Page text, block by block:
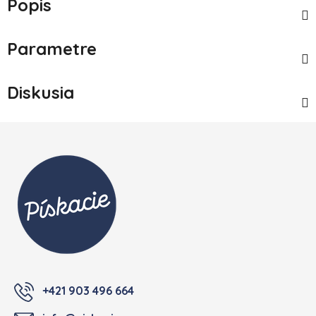
Popis
Parametre
Diskusia
+421 903 496 664